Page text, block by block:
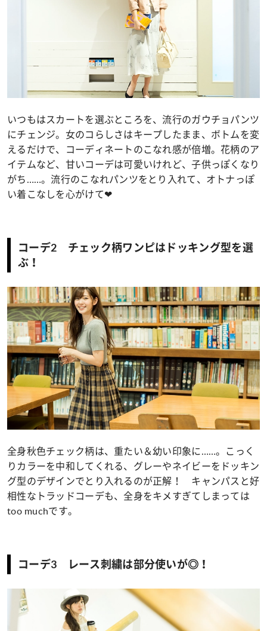
いつもはスカートを選ぶところを、流行のガウチョパンツ
にチェンジ。女のコらしさはキープしたまま、ボトムを変
えるだけで、コーディネートのこなれ感が倍増。花柄のア
イテムなど、甘いコーデは可愛いけれど、子供っぽくなり
がち……。流行のこなれパンツをとり入れて、オトナっぽ
い着こなしを心がけて❤
コーデ2 チェック柄ワンピはドッキング型を選
ぶ！
全身秋色チェック柄は、重たい＆幼い印象に……。こっく
りカラーを中和してくれる、グレーやネイビーをドッキン
グ型のデザインでとり入れるのが正解！ キャンパスと好
相性なトラッドコーデも、全身をキメすぎてしまっては
too muchです。
コーデ3 レース刺繍は部分使いが◎！